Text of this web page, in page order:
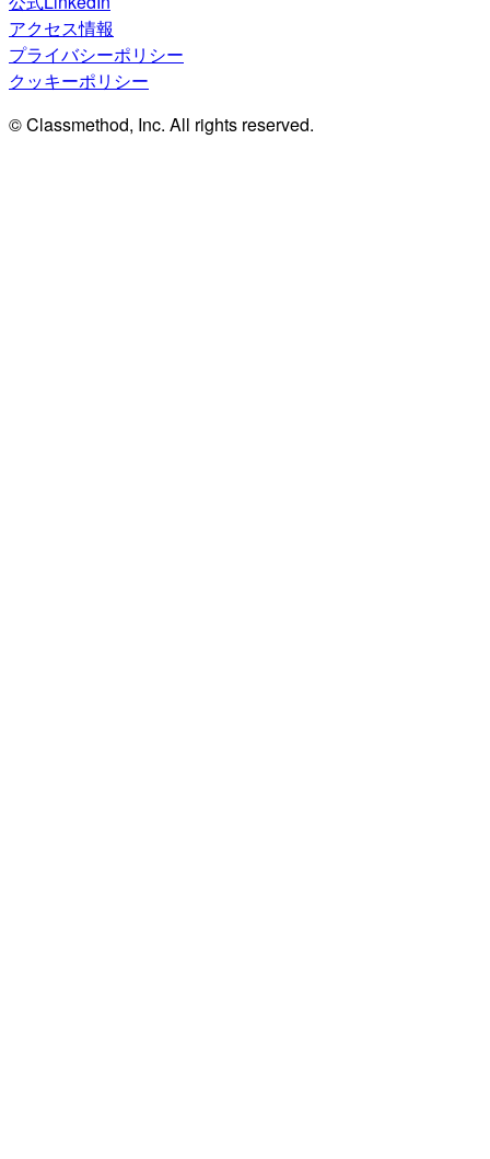
アクセス情報
プライバシーポリシー
クッキーポリシー
© Classmethod, Inc. All rights reserved.